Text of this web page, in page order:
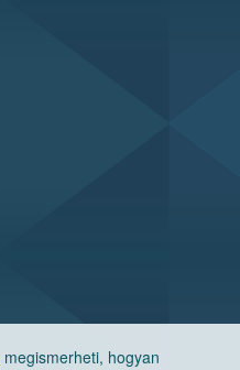
megismerheti, hogyan